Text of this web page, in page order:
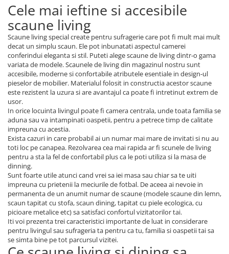
Cele mai ieftine si accesibile
scaune living
Scaune living special create pentru sufragerie care pot fi mult mai mult
decat un simplu scaun. Ele pot inbunatati aspectul camerei
conferindui eleganta si stil. Puteti alege scaune de living dintr-o gama
variata de modele. Scaunele de living din magazinul nostru sunt
accesibile, moderne si confortabile atributele esentiale in design-ul
pieselor de mobilier. Materialul folosit in constructia acestor scaune
este rezistent la uzura si are avantajul ca poate fi intretinut extrem de
usor.
In orice locuinta livingul poate fi camera centrala, unde toata familia se
aduna sau va intampinati oaspetii, pentru a petrece timp de calitate
impreuna cu acestia.
Exista cazuri in care probabil ai un numar mai mare de invitati si nu au
toti loc pe canapea. Rezolvarea cea mai rapida ar fi scunele de living
pentru a sta la fel de confortabil plus ca le poti utiliza si la masa de
dinning.
Sunt foarte utile atunci cand vrei sa iei masa sau chiar sa te uiti
impreuna cu prietenii la meciurile de fotbal. De aceea ai nevoie in
permanenta de un anumit numar de scaune (modele scaune din lemn,
scaun tapitat cu stofa, scaun dining, tapitat cu piele ecologica, cu
picioare metalice etc) sa satisfaci confortul vizitatorilor tai.
Iti voi prezenta trei caracteristici importante de luat in considerare
pentru livingul sau sufrageria ta pentru ca tu, familia si oaspetii tai sa
se simta bine pe tot parcursul vizitei.